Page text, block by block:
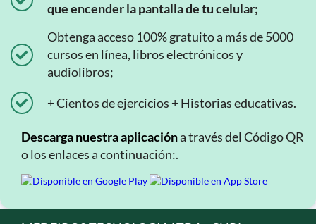
que encender la pantalla de tu celular;
Obtenga acceso 100% gratuito a más de 5000
cursos en línea, libros electrónicos y
audiolibros;
+ Cientos de ejercicios + Historias educativas.
Descarga nuestra aplicacióna través del Código QR
o los enlaces a continuación:.